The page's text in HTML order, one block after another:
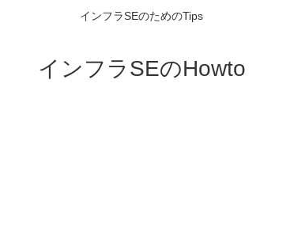
インフラSEのためのTips
インフラSEのHowto